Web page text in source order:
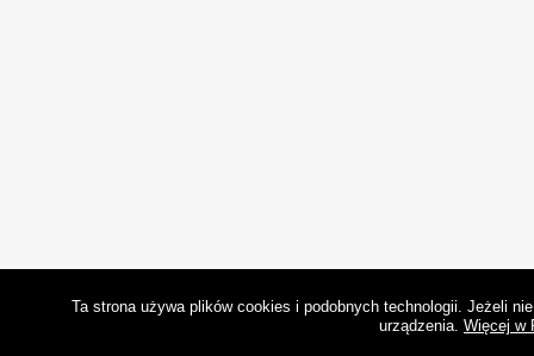
Ta strona używa plików cookies i podobnych technologii. Jeżeli
urządzenia. Więcej w